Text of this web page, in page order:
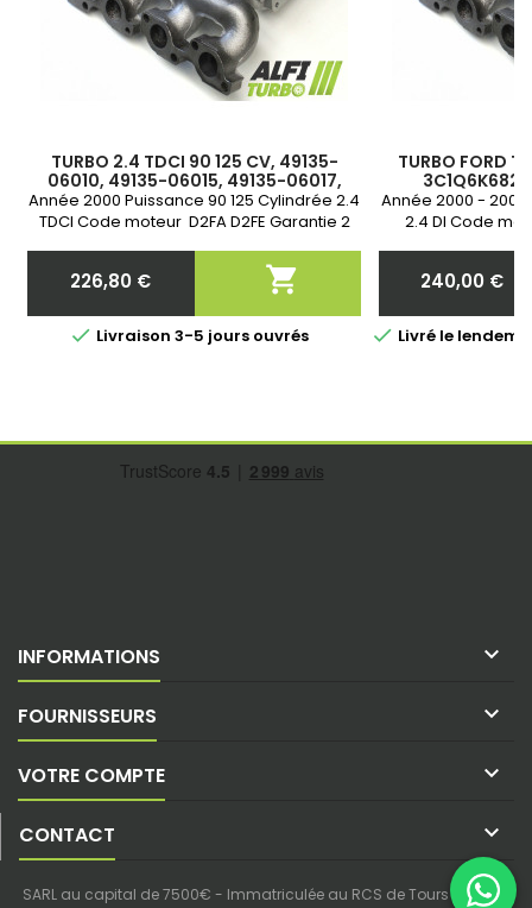
TURBO 2.4 TDCI 90 125 CV, 49135-
06010, 49135-06015, 49135-06017,
3C1Q6K682EA, 3C1Q6K682FB,
YC1O6K682AD, YC1Q6K682AD
Année 2000 Puissance 90 125 Cylindrée 2.4
TDCI Code moteur D2FA D2FE Garantie 2
Prix
226,80 € 
 Livraison 3-5 jours ouvrés
TURBO FORD
YC1Q6K682AD,
06010, 49135-
Année 2000 -
2.4 DI Code
Prix
240,00 €
 Livré le
INFORMATIONS 
FOURNISSEURS 
VOTRE COMPTE 
CONTACT 
SARL au capital de 7500€ - Immatriculée au RCS de Tours - SIREN :